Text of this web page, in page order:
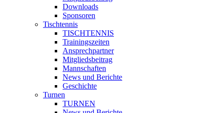
Downloads
Sponsoren
Tischtennis
TISCHTENNIS
Trainingszeiten
Ansprechpartner
Mitgliedsbeitrag
Mannschaften
News und Berichte
Geschichte
Turnen
TURNEN